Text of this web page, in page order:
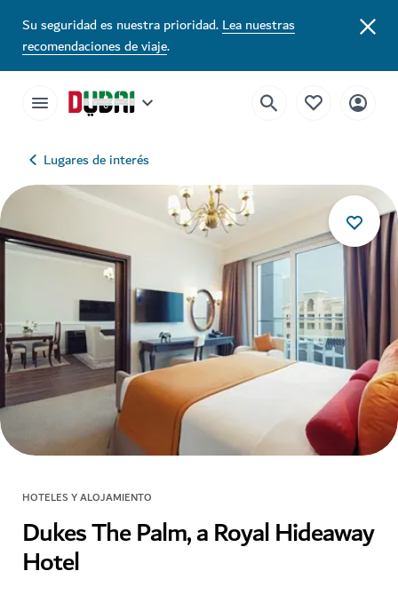
Su seguridad es nuestra prioridad.Lea nuestras
recomendaciones de viaje.
Lugares de interés
HOTELES Y ALOJAMIENTO
Dukes The Palm, a Royal Hideaway
Hotel